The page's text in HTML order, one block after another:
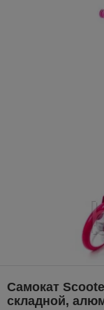
Самокат
складной,